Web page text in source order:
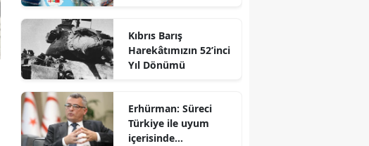
Karşısında Rekabet
Gücü
Kıbrıs Barış
Harekâtımızın 52’inci
Yıl Dönümü
Erhürman: Süreci
Türkiye ile uyum
içerisinde